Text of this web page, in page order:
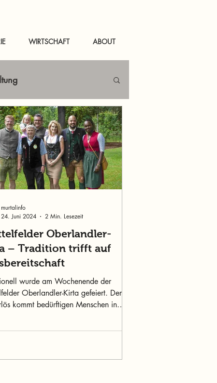
WIRTSCHAFT ABOUT
Netzwerken
News Murau
Oberlandler-
– Tradition trifft auf
wurde am Wochenende der
Oberlandler-Kirta gefeiert. Der
kommt bedürftigen Menschen in
murtalinfo
24. Juni 2024
2 Min. Lesezeit